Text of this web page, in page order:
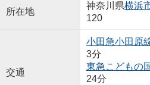
所在地
神奈川県横浜
120
交通
小田急小田原
3分
東急こどもの
24分